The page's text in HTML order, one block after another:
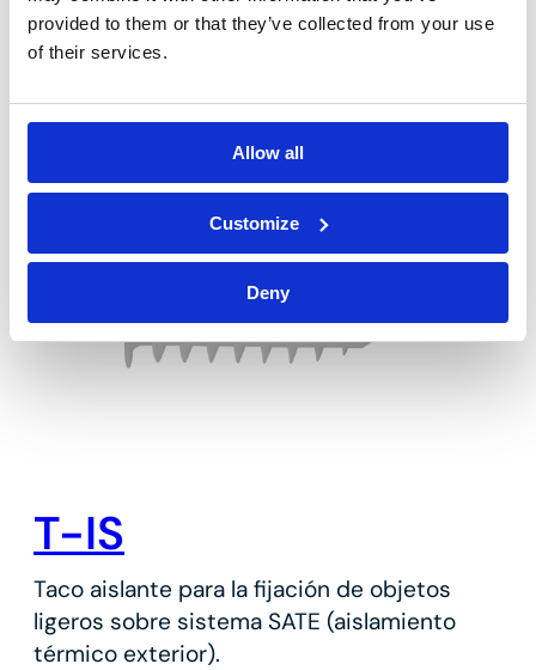
provided to them or that they’ve collected from your use
of their services.
Allow all
Customize
Deny
Arandela de nylon de diámetro aumentado
T-IS
Taco aislante para la fijación de objetos
ligeros sobre sistema SATE (aislamiento
térmico exterior).